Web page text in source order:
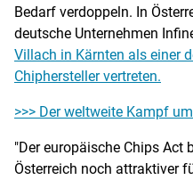
Bedarf verdoppeln. In
deutsche Unternehmen
Villach in Kärnten als einer
Chiphersteller vertreten.
>>> Der weltweite Kampf
"Der europäische Chips Act
Österreich noch attraktiver